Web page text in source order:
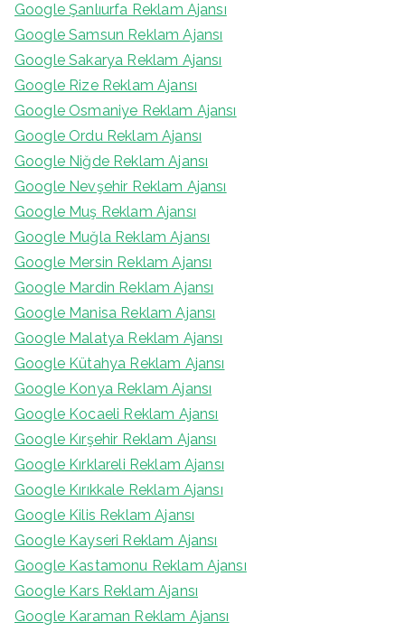
Google Şanlıurfa Reklam Ajansı
Google Samsun Reklam Ajansı
Google Sakarya Reklam Ajansı
Google Rize Reklam Ajansı
Google Osmaniye Reklam Ajansı
Google Ordu Reklam Ajansı
Google Niğde Reklam Ajansı
Google Nevşehir Reklam Ajansı
Google Muş Reklam Ajansı
Google Muğla Reklam Ajansı
Google Mersin Reklam Ajansı
Google Mardin Reklam Ajansı
Google Manisa Reklam Ajansı
Google Malatya Reklam Ajansı
Google Kütahya Reklam Ajansı
Google Konya Reklam Ajansı
Google Kocaeli Reklam Ajansı
Google Kırşehir Reklam Ajansı
Google Kırklareli Reklam Ajansı
Google Kırıkkale Reklam Ajansı
Google Kilis Reklam Ajansı
Google Kayseri Reklam Ajansı
Google Kastamonu Reklam Ajansı
Google Kars Reklam Ajansı
Google Karaman Reklam Ajansı